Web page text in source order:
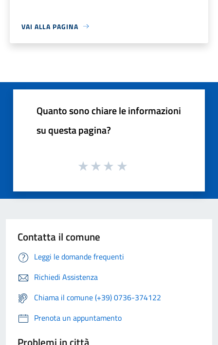
VAI ALLA PAGINA
Quanto sono chiare le informazioni
su questa pagina?
Contatta il comune
Leggi le domande frequenti
Richiedi Assistenza
Chiama il comune (+39) 0736-374122
Prenota un appuntamento